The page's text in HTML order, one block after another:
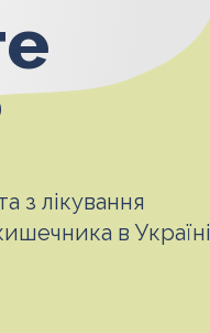
з лікування
в Україні